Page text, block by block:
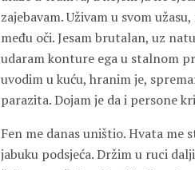
zajebavam. Uživam u svom
među oči. Jesam brutalan, uz
udaram konture ega u stalnom
uvodim u kuću, hranim je,
parazita. Dojam je da i persone
Fen me danas uništio. Hvata me
jabuku podsjeća. Držim u ruci